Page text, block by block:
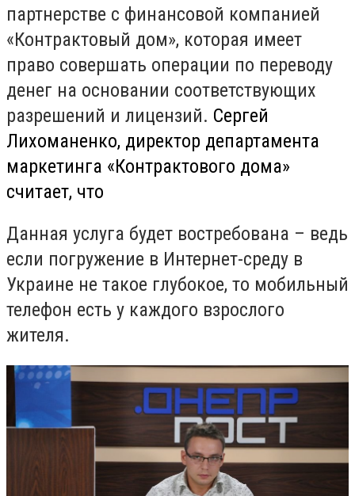
партнерстве с финансовой компанией
«Контрактовый дом», которая имеет
право совершать операции по переводу
денег на основании соответствующих
разрешений и лицензий. Сергей
Лихоманенко, директор департамента
маркетинга «Контрактового дома»
считает, что
Данная услуга будет востребована – ведь
если погружение в Интернет-среду в
Украине не такое глубокое, то мобильный
телефон есть у каждого взрослого
жителя.